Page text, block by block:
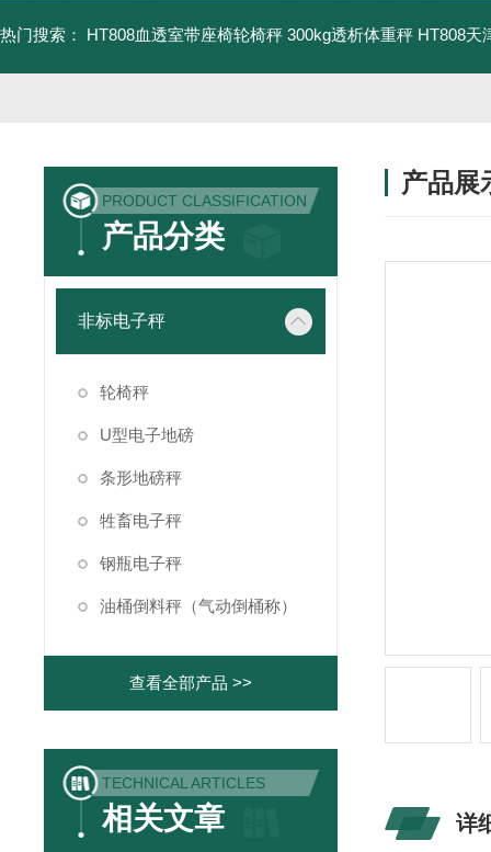
热门搜索： HT808血透室带座椅轮椅秤 300kg透析体重秤 HT808天
PRODUCT CLASSIFICATION
产品分类
非标电子秤
轮椅秤
U型电子地磅
条形地磅秤
牲畜电子秤
钢瓶电子秤
油桶倒料秤（气动倒桶称）
查看全部产品 >>
TECHNICAL ARTICLES
相关文章
产品展
详